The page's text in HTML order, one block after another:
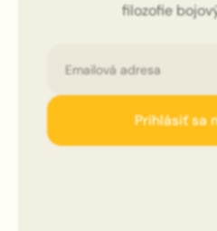
filozofie
Prihlásiť sa